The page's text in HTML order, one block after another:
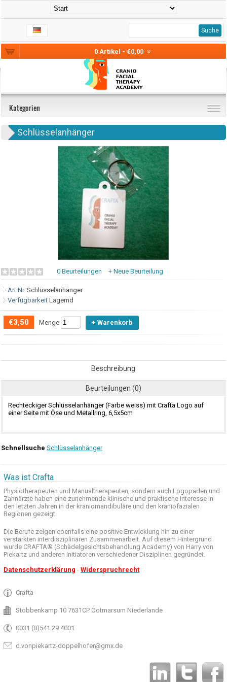
0 Artikel - €0,00
Suche
Kategorien
Schlüsselanhänger
0 Beurteilungen + Neue Beurteilung
Art.Nr. Schlüsselanhänger
Verfügbarkeit Lagernd
€3,50 Menge
Beschreibung
Beurteilungen (0)
Rechteckiger Schlüsselanhänger (Farbe weiss) mit Crafta Logo auf
einer Seite mit Öse und Metallring, 6,5x5cm
Schnellsuche Schlüsselanhänger
Was ist Crafta
Physiotherapeuten und Manualtherapeuten, sondern auch Logopäden und
Zahnärzte haben eine zunehmende klinische und praktische Interesse in
den letzten Jahren in der kraniomandibuläre und den kraniofazialen
Regionen gezeigt.
Die Berufe zeigen ebenfalls eine positive Entwicklung hin zu einer
verstärkten interdisziplinären Zusammenarbeit. Auf diesem Hintergrund
wurde CRAFTA® (Schädelgesichtsbehandlung Academy) von Harry von
Piekartz und anderen Initiatoren verschiedener Disziplinen gegründet.
Datenschutzerklärung -Widerspruchrecht
Crafta
Stobbenkamp 10 7631CP Ootmarsum Niederlande
0031 (0)541 29 4001
d.vonpiekartz-doppelhofer@gmx.de